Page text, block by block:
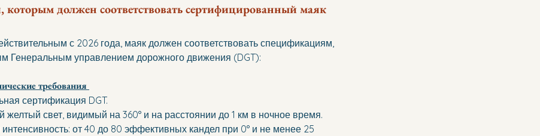
которым должен соответствовать сертифицированный маяк
с 2026 года, маяк должен соответствовать спецификациям,
Генеральным управлением дорожного движения (DGT):
требования
сертификация DGT.
свет, видимый на 360° и на расстоянии до 1 км в ночное время.
от 40 до 80 эффективных кандел при 0° и не менее 25